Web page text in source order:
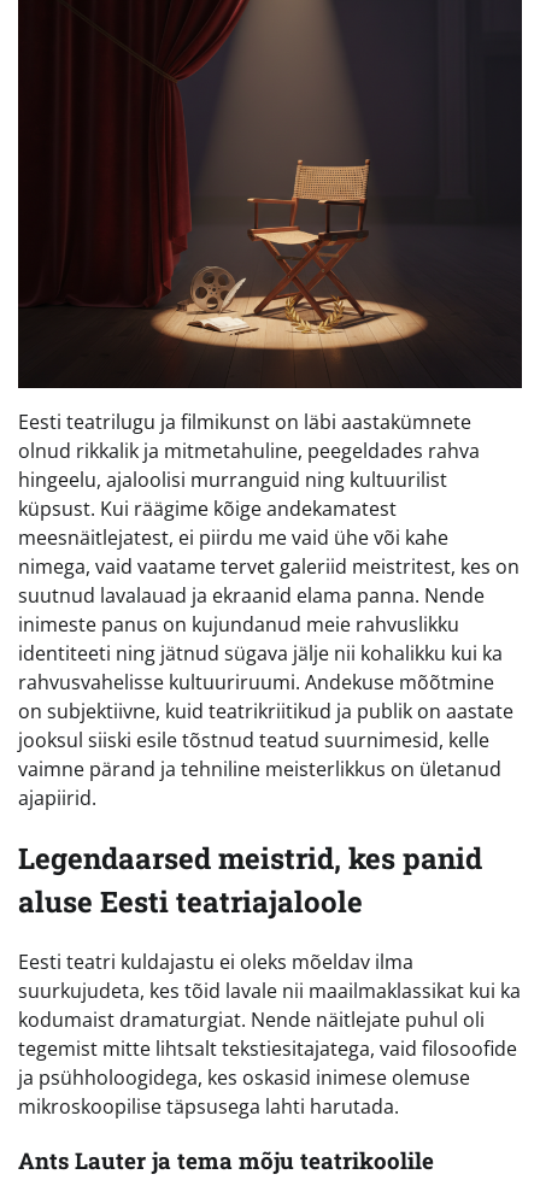
Eesti teatrilugu ja filmikunst on läbi aastakümnete
olnud rikkalik ja mitmetahuline, peegeldades rahva
hingeelu, ajaloolisi murranguid ning kultuurilist
küpsust. Kui räägime kõige andekamatest
meesnäitlejatest, ei piirdu me vaid ühe või kahe
nimega, vaid vaatame tervet galeriid meistritest, kes on
suutnud lavalauad ja ekraanid elama panna. Nende
inimeste panus on kujundanud meie rahvuslikku
identiteeti ning jätnud sügava jälje nii kohalikku kui ka
rahvusvahelisse kultuuriruumi. Andekuse mõõtmine
on subjektiivne, kuid teatrikriitikud ja publik on aastate
jooksul siiski esile tõstnud teatud suurnimesid, kelle
vaimne pärand ja tehniline meisterlikkus on ületanud
ajapiirid.
Legendaarsed meistrid, kes panid
aluse Eesti teatriajaloole
Eesti teatri kuldajastu ei oleks mõeldav ilma
suurkujudeta, kes tõid lavale nii maailmaklassikat kui ka
kodumaist dramaturgiat. Nende näitlejate puhul oli
tegemist mitte lihtsalt tekstiesitajatega, vaid filosoofide
ja psühholoogidega, kes oskasid inimese olemuse
mikroskoopilise täpsusega lahti harutada.
Ants Lauter ja tema mõju teatrikoolile